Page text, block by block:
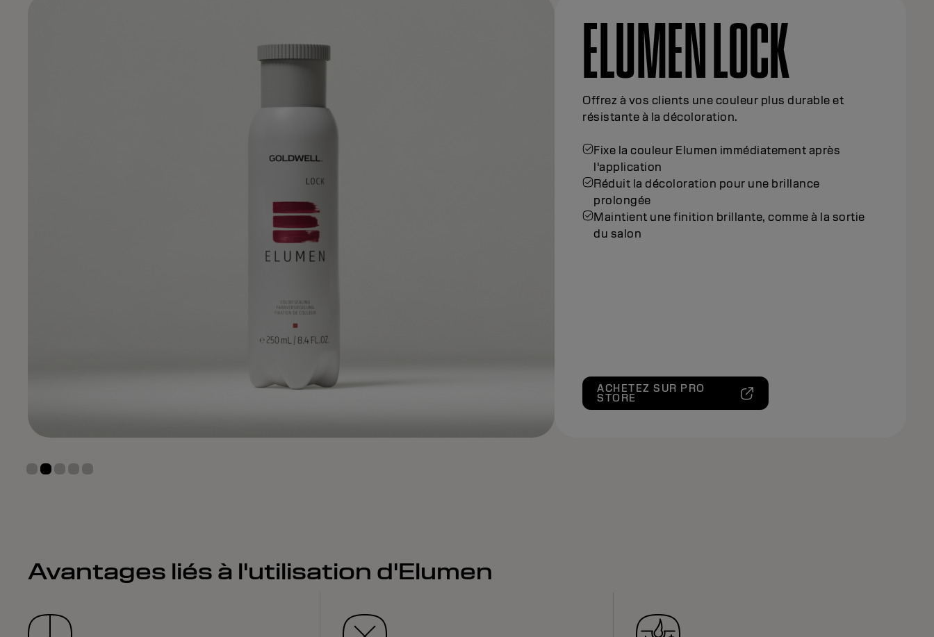
ELUMEN LOCK
Offrez à vos clients une couleur plus durable et
résistante à la décoloration.
Fixe la couleur Elumen immédiatement après
l'application
Réduit la décoloration pour une brillance
prolongée
Maintient une finition brillante, comme à la sortie
du salon
ACHETEZ SUR PRO
STORE
Avantages liés à l'utilisation d'Elumen